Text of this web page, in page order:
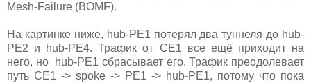
Mesh-Failure (BOMF).
На картинке ниже, hub-PE1 потерял два туннеля до hub-
PE2 и hub-PE4. Трафик от CE1 все ещё приходит на
него, но hub-PE1 сбрасывает его. Трафик преодолевает
путь CE1 -> spoke -> PE1 -> hub-PE1, потому что пока